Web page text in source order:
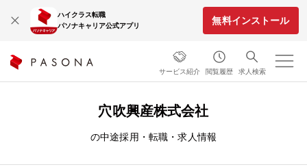
ハイクラス転職
パソナキャリア公式アプリ
無料インストール
サービス紹介 閲覧履歴 求人検索
穴吹興産株式会社
の中途採用・転職・求人情報